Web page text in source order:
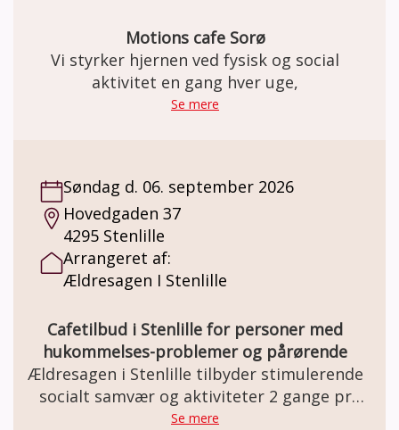
Motions cafe Sorø
Vi styrker hjernen ved fysisk og social
aktivitet en gang hver uge,
Se mere
Søndag d. 06. september 2026
Hovedgaden 37
4295 Stenlille
Arrangeret af:
Ældresagen I Stenlille
Cafetilbud i Stenlille for personer med
hukommelses-problemer og pårørende
Ældresagen i Stenlille tilbyder stimulerende
socialt samvær og aktiviteter 2 gange pr
måned.
Se mere